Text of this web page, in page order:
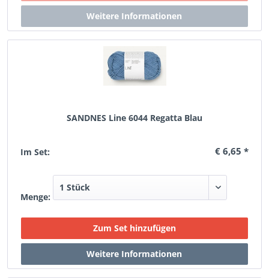
SANDNES Line 6044 Regatta Blau
Im Set: € 6,65 *
Menge: